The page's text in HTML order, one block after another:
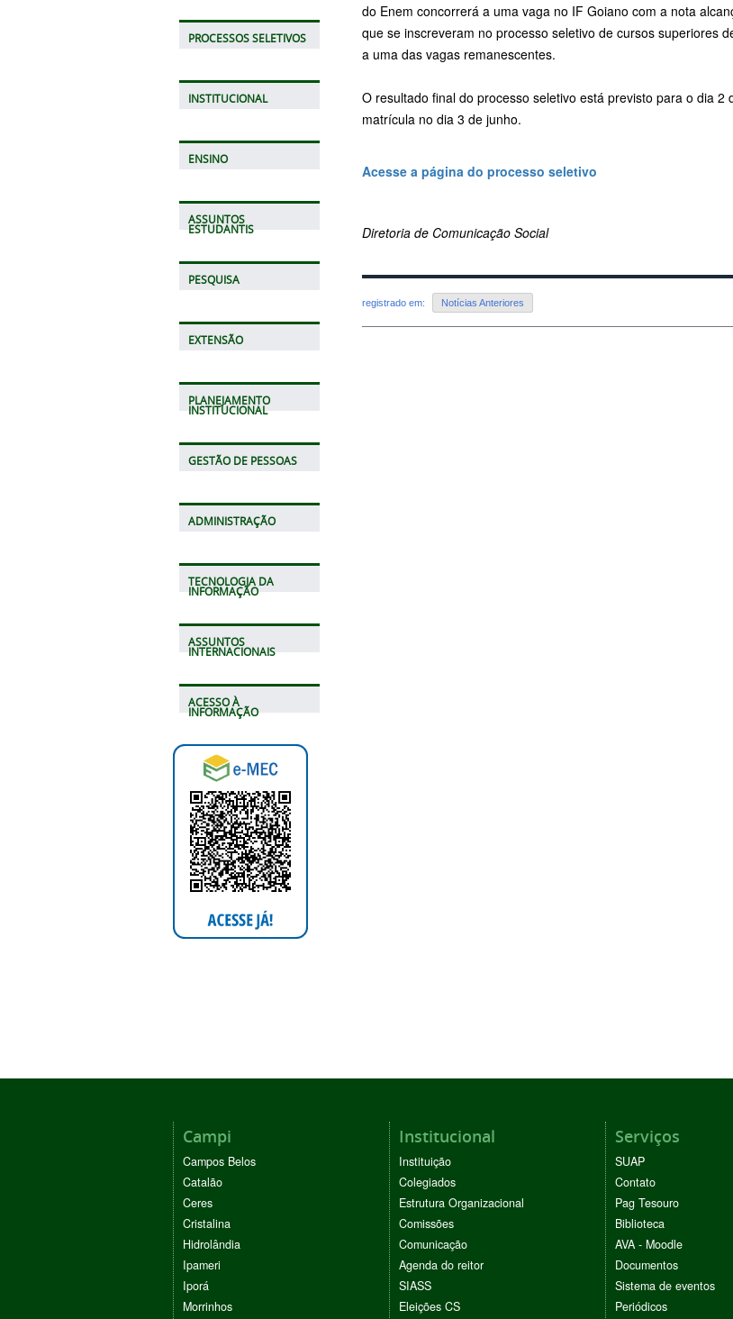
PROCESSOS SELETIVOS
INSTITUCIONAL
ENSINO
ASSUNTOS
ESTUDANTIS
PESQUISA
EXTENSÃO
PLANEJAMENTO
INSTITUCIONAL
GESTÃO DE PESSOAS
ADMINISTRAÇÃO
TECNOLOGIA DA
INFORMAÇÃO
ASSUNTOS
INTERNACIONAIS
ACESSO À
INFORMAÇÃO
do Enem concorrerá a uma vaga no IF Goiano com a nota
que se inscreveram no processo seletivo de cursos superiores
a uma das vagas remanescentes.
O resultado final do processo seletivo está previsto para o dia
matrícula no dia 3 de junho.
Acesse a página do processo seletivo
Diretoria de Comunicação Social
registrado em: Notícias Anteriores
Campi
Campos Belos
Catalão
Ceres
Cristalina
Hidrolândia
Ipameri
Iporá
Morrinhos
Institucional
Instituição
Colegiados
Estrutura Organizacional
Comissões
Comunicação
Agenda do reitor
SIASS
Eleições CS
Serviços
SUAP
Contato
Pag Tesouro
Biblioteca
AVA - Moodle
Documentos
Sistema de eventos
Periódicos